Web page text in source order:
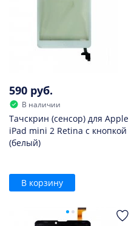
590 руб.
В наличии
Тачскрин (сенсор) для Apple
iPad mini 2 Retina с кнопкой
(белый)
В корзину